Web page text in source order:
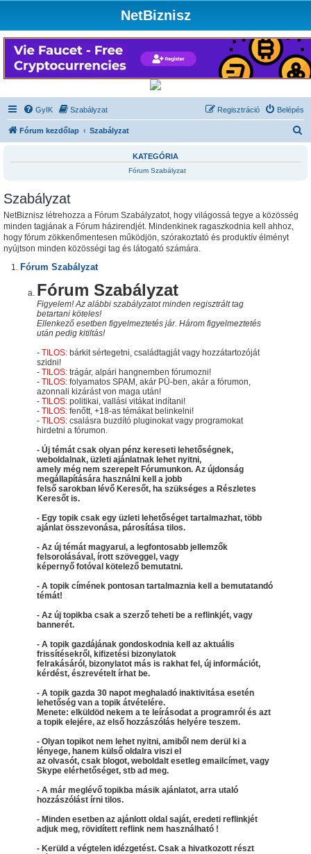
NetBiznisz
GyIK Szabályzat Belépés
Regisztráció
Fórum kezdőlap Szabályzat
KATEGÓRIA
Fórum Szabályzat
Szabályzat
NetBiznisz létrehozza a Fórum Szabályzatot, hogy világossá tegye a közösség
minden tagjának a Fórum házirendjét. Mindenkinek ragaszkodnia kell ahhoz,
hogy fórum zökkenőmentesen működjön, szórakoztató és produktív élményt
nyújtson minden közösségi tag és látogató számára.
Fórum Szabályzat
Fórum Szabályzat
Figyelem! Az alábbi szabályzatot minden regisztrált tag
betartani köteles!
Ellenkező esetben figyelmeztetés jár. Három figyelmeztetés
után pedig kitiltás!
- TILOS: bárkit sértegetni, családtagját vagy hozzátartozóját
szidni!
- TILOS: trágár, alpári hangnemben fórumozni!
- TILOS: folyamatos SPAM, akár PÜ-ben, akár a fórumon,
azonnali kizárást von maga után!
- TILOS: politikai, vallási vitákat indítani!
- TILOS: fenőtt, +18-as témákat belinkelni!
- TILOS: csalásra buzdító pluginokat vagy programokat
hirdetni a fórumon.
- Új témát csak olyan pénz kereseti lehetőségnek,
weboldalnak, üzleti ajánlatnak lehet nyitni,
amely még nem szerepelt Fórumunkon. Az újdonság
megállapítására használni kell a jobb
felső sarokban lévő Keresőt, ha szükséges a Részletes
Keresőt is.
- Egy topik csak egy üzleti lehetőséget tartalmazhat, több
ajánlat összevonása, párosítása tilos.
- Az új témát magyarul, a legfontosabb jellemzők
felsorolásával, írott szöveggel, vagy
képernyő fotóval kötelező bemutatni.
- A topik címének pontosan tartalmaznia kell a bemutatandó
témát!
- Az új topikba csak a szerző teheti be a reflinkjét, vagy
bannerét.
- A topik gazdájának gondoskodnia kell az aktuális
frissítésekről, kifizetési bizonylatok
felrakásáról, bizonylatot más is rakhat fel, új információt,
kérdést, észrevételt írhat be.
- A topik gazda 30 napot meghaladó inaktivitása esetén
lehetőség van a topik átvételére.
Menete: elküldöd nekem a te leírásodat a programról és azt
a topik elejére, az első hozzászólás helyére teszem.
- Olyan topikot nem lehet nyitni, amiből nem derül ki a
lényege, hanem külső oldalra viszi el
az olvasót, csak blogot, weboldalt esetleg emailcímet, vagy
Skype elérhetőséget, stb ad meg.
- A már meglévő topikba másik ajánlatot, arra utaló
hozzászólást írni tilos.
- Minden esetben az ajánlott oldal saját, eredeti reflinkjét
adjuk meg, rövidített reflink nem használható !
- Kerüld a végtelen idézgetést. Csak a hivatkozott részt